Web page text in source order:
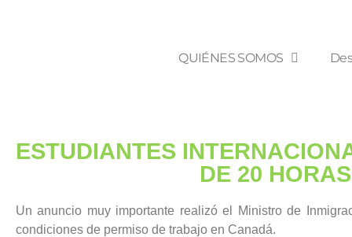
QUIÉNES SOMOS
ESTUDIANTES
DE 20
Un anuncio muy importante realizó el Ministro de
condiciones de permiso de trabajo en Canadá.